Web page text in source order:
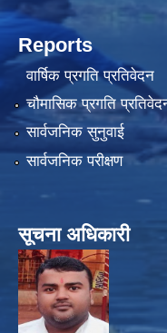
Reports
वार्षिक प्रगति प्रतिवेदन
चौमासिक प्रगति
सार्वजनिक सुनुवाई
सार्वजनिक परीक्षण
सूचना अधिकारी